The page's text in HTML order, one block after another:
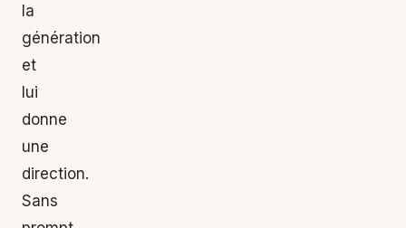
la
génération
et
lui
donne
une
direction.
Sans